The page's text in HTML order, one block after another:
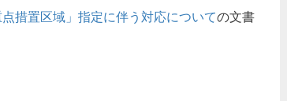
措置区域」指定に伴う対応についての文書